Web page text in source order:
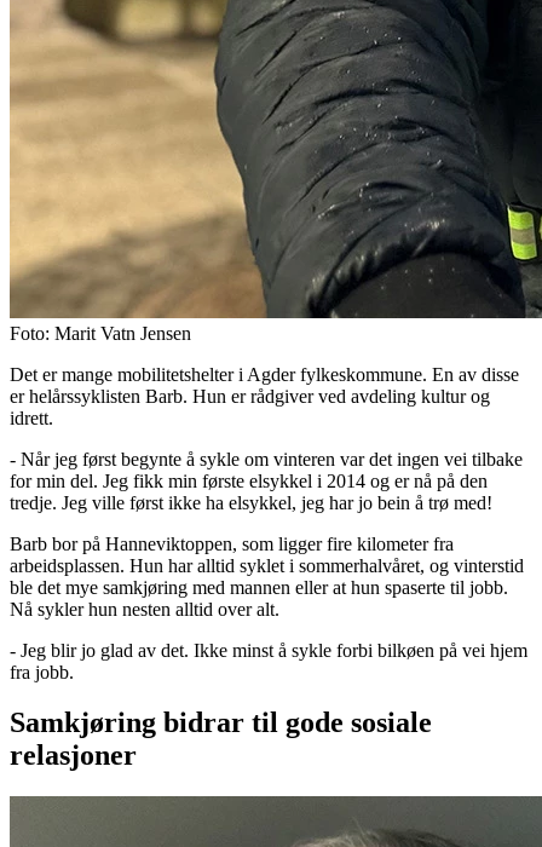
Foto: Marit Vatn Jensen
Det er mange mobilitetshelter i Agder fylkeskommune. En av disse
er helårssyklisten Barb. Hun er rådgiver ved avdeling kultur og
idrett.
- Når jeg først begynte å sykle om vinteren var det ingen vei tilbake
for min del. Jeg fikk min første elsykkel i 2014 og er nå på den
tredje. Jeg ville først ikke ha elsykkel, jeg har jo bein å trø med!
Barb bor på Hanneviktoppen, som ligger fire kilometer fra
arbeidsplassen. Hun har alltid syklet i sommerhalvåret, og vinterstid
ble det mye samkjøring med mannen eller at hun spaserte til jobb.
Nå sykler hun nesten alltid over alt.
- Jeg blir jo glad av det. Ikke minst å sykle forbi bilkøen på vei hjem
fra jobb.
Samkjøring bidrar til gode sosiale
relasjoner